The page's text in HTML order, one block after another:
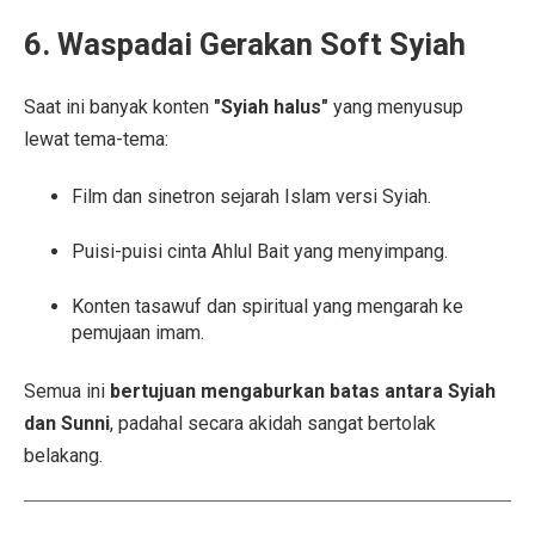
6. Waspadai Gerakan Soft Syiah
Saat ini banyak konten "Syiah halus" yang menyusup
lewat tema-tema:
Film dan sinetron sejarah Islam versi Syiah.
Puisi-puisi cinta Ahlul Bait yang menyimpang.
Konten tasawuf dan spiritual yang mengarah ke
pemujaan imam.
Semua ini bertujuan mengaburkan batas antara Syiah
dan Sunni, padahal secara akidah sangat bertolak
belakang.